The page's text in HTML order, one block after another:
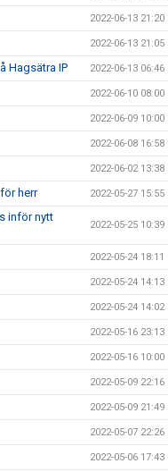
2022-06-13 21:20
2022-06-13 21:05
Hagsätra IP 2022-06-13 06:46
2022-06-10 08:00
2022-06-09 10:00
2022-06-08 16:58
2022-06-02 13:38
herr 2022-05-27 15:55
inför nytt
2022-05-25 10:39
2022-05-24 18:11
2022-05-24 14:13
2022-05-24 14:02
2022-05-16 23:13
2022-05-16 10:00
2022-05-09 22:16
2022-05-09 21:49
2022-05-07 22:26
2022-05-06 17:43